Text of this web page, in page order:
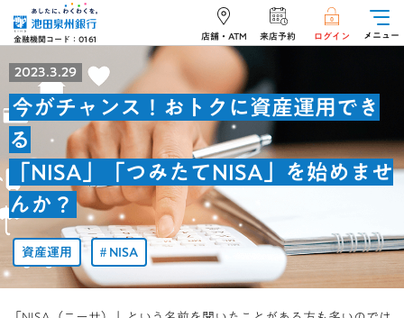
金融機関コード：0161 店舗・ATM 来店予約 ログイン メニュー
2023.3.29
今がチャンス！おトクに資産運用でき
る
「NISA」「つみたてNISA」を始めませ
んか？
資産運用 NISA